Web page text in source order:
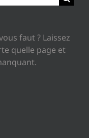
faut ? Laissez
quelle page et